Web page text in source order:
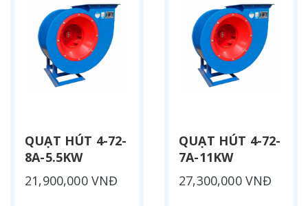
QUẠT HÚT 4-72-
8A-5.5KW
21,900,000 VNĐ
QUẠT HÚT 4-72-
7A-11KW
27,300,000 VNĐ